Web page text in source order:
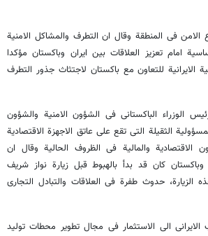
فی المنطقة وقال ان التطرف والمشاکل الامنیة
امام تعزیز العلاقات بین ایران وباکستان مؤکدا
الایرانیة للتعاون مع باکستان لاجتثاث جذور التطرف
الوزراء الباکستانی فی الشؤون الامنیة والشؤون
الثقیلة التی تقع علی عاتق الاجهزة الاقتصادیة
الاقتصادیة والمالیة فی الظروف الحالیة وقال ان
وباکستان کان قد بدأ بالهبوط قبل زیارة نواز شریف
الزیارة، حدوث طفرة فی العلاقات والتبادل التجاری
الایرانی الی الاستثمار فی مجال تطویر محطات تولید